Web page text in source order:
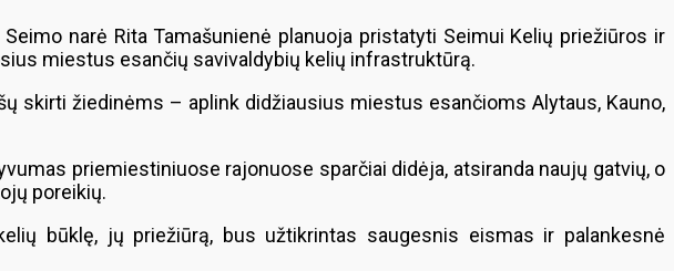
narė Rita Tamašunienė planuoja pristatyti Seimui Kelių priežiūros ir
miestus esančių savivaldybių kelių infrastruktūrą.
skirti žiedinėms – aplink didžiausius miestus esančioms Alytaus, Kauno,
priemiestiniuose rajonuose sparčiai didėja, atsiranda naujų gatvių, o
poreikių.
būklę, jų priežiūrą, bus užtikrintas saugesnis eismas ir palankesnė